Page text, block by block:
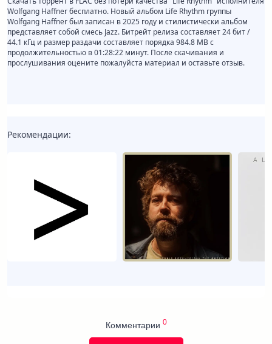
Wolfgang Haffner бесплатно. Новый альбом Life Rhythm группы
Wolfgang Haffner был записан в 2025 году и стилистически альбом
представляет собой смесь Jazz. Битрейт релиза составляет 24 бит /
44.1 кГц и размер раздачи составляет порядка 984.8 MB с
продолжительностью в 01:28:22 минут. После скачивания и
прослушивания оцените пожалуйста материал и оставьте отзыв.
Рекомендации:
Комментарии 0